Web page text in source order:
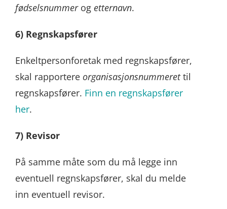
fødselsnummer og etternavn.
6) Regnskapsfører
Enkeltpersonforetak med regnskapsfører,
skal rapportere organisasjonsnummerettil
regnskapsfører. Finn en regnskapsfører
her.
7) Revisor
På samme måte som du må legge inn
eventuell regnskapsfører, skal du melde
inn eventuell revisor.